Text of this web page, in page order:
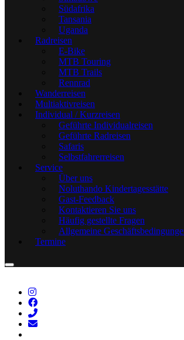
Südafrika
Tansania
Uganda
Radreisen
E-Bike
MTB Touring
MTB Trails
Rennrad
Wanderreisen
Multiaktivreisen
Individual / Kurzreisen
Geführte Individualreisen
Geführte Radreisen
Safaris
Selbstfahrerreisen
Service
Über uns
Noluthando Kindertagesstätte
Gast-Feedback
Kontaktieren Sie uns
Häufig gestellte Fragen
Allgemeine
Termine